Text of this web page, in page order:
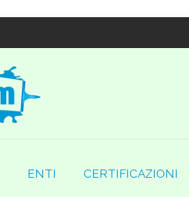
ENTI CERTIFICAZIONI